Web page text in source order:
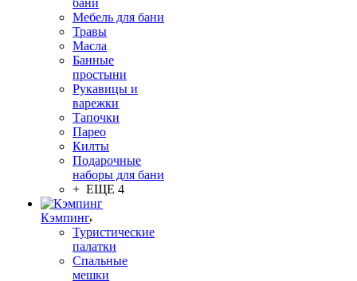
бани
Мебель для бани
Травы
Масла
Банные
простыни
Рукавицы и
варежки
Тапочки
Парео
Килты
Подарочные
наборы для бани
+ ЕЩЕ 4
Кэмпинг
Туристические
палатки
Спальные
мешки